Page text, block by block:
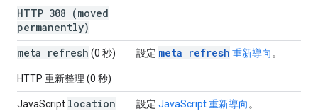
HTTP 308 (moved
permanently)
meta refresh (0 秒) 設定 meta refresh 重新導向 。
HTTP 重新整理 (0 秒)
JavaScript location 設定 JavaScript 重新導向 。